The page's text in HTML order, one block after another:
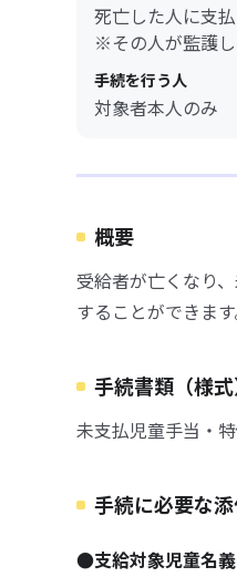
死亡した人に支
※その人が監護し
手続を行う人
対象者本人のみ
概要
受給者が亡くなり
することができます
手続書類（様式
未支払児童手当・
手続に必要な
●支給対象児童名